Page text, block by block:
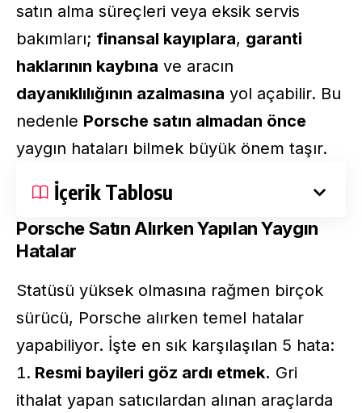
satın alma süreçleri veya eksik servis
bakımları; finansal kayıplara, garanti
haklarının kaybına ve aracın
dayanıklılığının azalmasına yol açabilir. Bu
nedenle Porsche satın almadan önce
yaygın hataları bilmek büyük önem taşır.
İçerik Tablosu
Porsche Satın Alırken Yapılan Yaygın
Hatalar
Statüsü yüksek olmasına rağmen birçok
sürücü, Porsche alırken temel hatalar
yapabiliyor. İşte en sık karşılaşılan 5 hata:
Resmi bayileri göz ardı etmek. Gri
ithalat yapan satıcılardan alınan araçlarda